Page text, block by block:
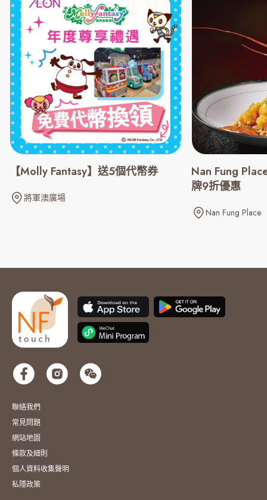
【Molly Fantasy】送5個代幣券
將軍澳廣場
Nan Fung
牌9折優惠
Nan Fung Place
聯絡我們
常見問題
網站地圖
條款及細則
個人資料收集聲明
私隱政策